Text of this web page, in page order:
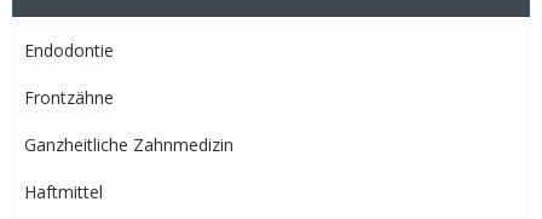
Endodontie
Frontzähne
Ganzheitliche Zahnmedizin
Haftmittel